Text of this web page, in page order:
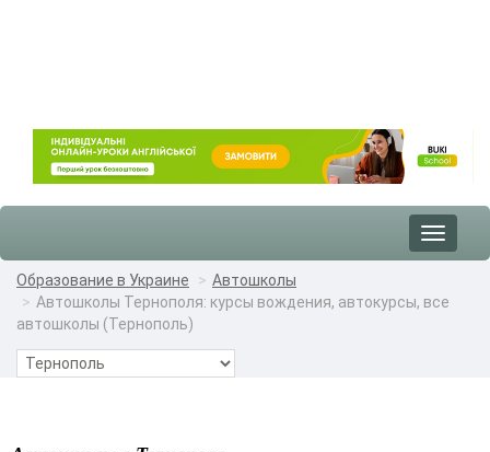
Toggle
Образование в Украине
Автошколы
Автошколы Тернополя: курсы вождения, автокурсы, все
автошколы (Тернополь)